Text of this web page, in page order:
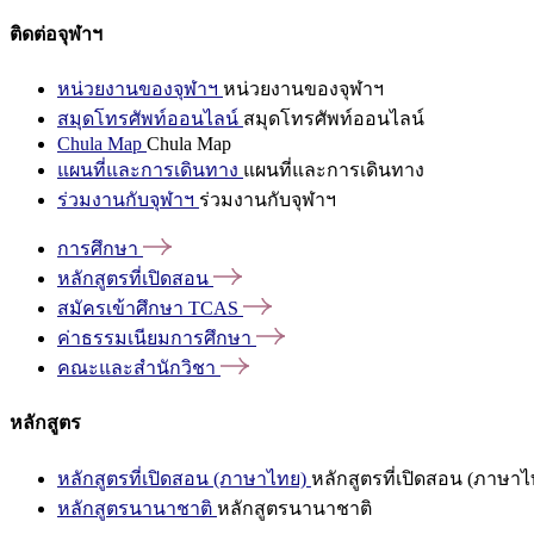
ติดต่อจุฬาฯ
หน่วยงานของจุฬาฯ หน่วยงานของจุฬาฯ
สมุดโทรศัพท์ออนไลน์ สมุดโทรศัพท์ออนไลน์
Chula Map Chula Map
แผนที่และการเดินทาง แผนที่และการเดินทาง
ร่วมงานกับจุฬาฯ ร่วมงานกับจุฬาฯ
การศึกษา
หลักสูตรที่เปิดสอน
สมัครเข้าศึกษา TCAS
ค่าธรรมเนียมการศึกษา
คณะและสำนักวิชา
หลักสูตร
หลักสูตรที่เปิดสอน (ภาษาไทย) หลักสูตรที่เปิดสอน (ภาษาไ
หลักสูตรนานาชาติ หลักสูตรนานาชาติ